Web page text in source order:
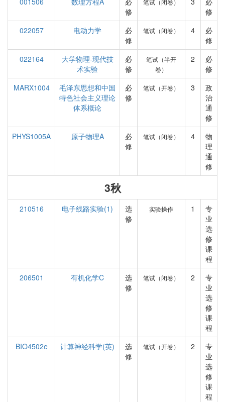
修
笔试（闭卷）
修
022057
电动力学
必
修
笔试（闭卷） 4
必
修
022164
大学物理-现代技
术实验
必
修
笔试（半开
卷）
2
必
修
MARX1004
毛泽东思想和中国
特色社会主义理论
体系概论
必
修
笔试（开卷） 3
政
治
通
修
PHYS1005A
原子物理A
必
修
笔试（闭卷） 4
物
理
通
修
3秋
210516 电子线路实验(1)
选
修
实验操作 1
专
业
选
修
课
程
206501
有机化学C
选
修
笔试（闭卷） 2
专
业
选
修
课
程
BIO4502e
计算神经科学(英)
选
修
笔试（开卷） 2
专
业
选
修
课
程